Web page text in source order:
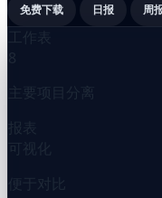
免费下载 日报 周
工作表
8
主要项目分离
报表
可视化
便于对比